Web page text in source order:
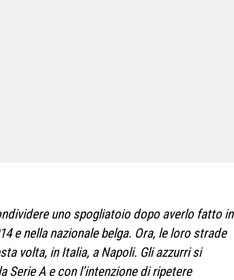
uno spogliatoio dopo averlo fatto in
e nella nazionale belga. Ora, le loro strade
volta, in Italia, a Napoli. Gli azzurri si
A e con l’intenzione di ripetere